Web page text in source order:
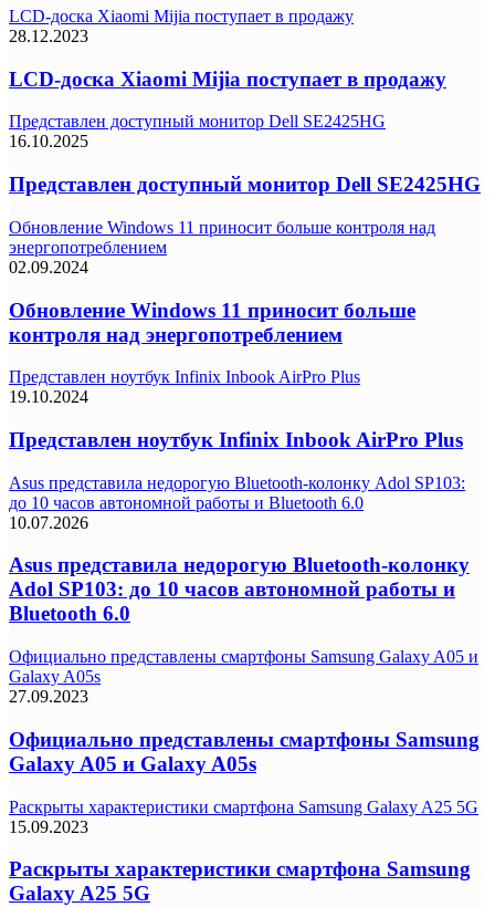
LCD-доска Xiaomi Mijia поступает в продажу
28.12.2023
LCD-доска Xiaomi Mijia поступает в продажу
Представлен доступный монитор Dell SE2425HG
16.10.2025
Представлен доступный монитор Dell SE2425HG
Обновление Windows 11 приносит больше контроля над
энергопотреблением
02.09.2024
Обновление Windows 11 приносит больше
контроля над энергопотреблением
Представлен ноутбук Infinix Inbook AirPro Plus
19.10.2024
Представлен ноутбук Infinix Inbook AirPro Plus
Asus представила недорогую Bluetooth-колонку Adol SP103:
до 10 часов автономной работы и Bluetooth 6.0
10.07.2026
Asus представила недорогую Bluetooth-колонку
Adol SP103: до 10 часов автономной работы и
Bluetooth 6.0
Официально представлены смартфоны Samsung Galaxy A05 и
Galaxy A05s
27.09.2023
Официально представлены смартфоны Samsung
Galaxy A05 и Galaxy A05s
Раскрыты характеристики смартфона Samsung Galaxy A25 5G
15.09.2023
Раскрыты характеристики смартфона Samsung
Galaxy A25 5G